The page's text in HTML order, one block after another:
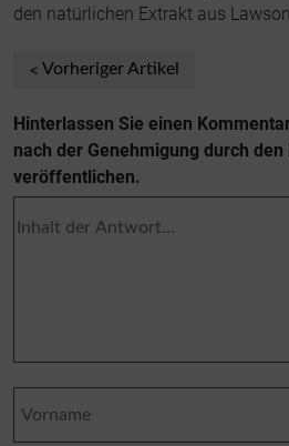
den natürlichen Extrakt aus
Vorheriger Artikel
Hinterlassen Sie einen
nach der Genehmigung durch
veröffentlichen.